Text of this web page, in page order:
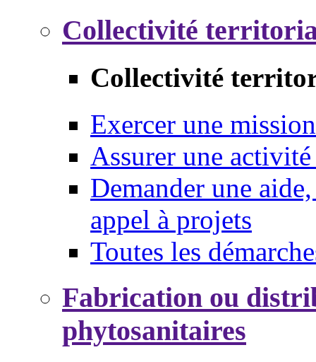
Collectivité
Collectivité
Exercer une mission
Assurer une
Demander une
appel à projets
Toutes les
Fabrication ou
phytosanitaires